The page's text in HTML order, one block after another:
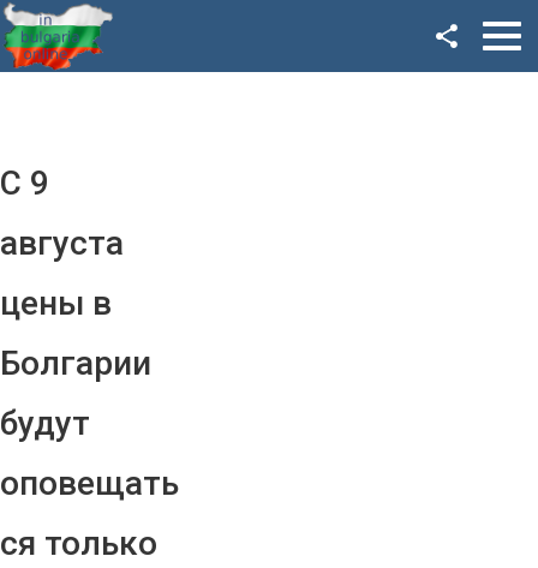
С 9
августа
цены в
Болгарии
будут
оповещать
ся только